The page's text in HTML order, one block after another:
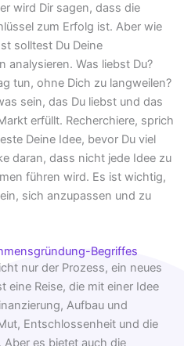
wird Dir sagen, dass die
zum Erfolg ist. Aber wie
solltest Du Deine
analysieren. Was liebst Du?
tun, ohne Dich zu langweilen?
sein, das Du liebst und das
erfüllt. Recherchiere, sprich
Deine Idee, bevor Du viel
daran, dass nicht jede Idee zu
führen wird. Es ist wichtig,
sich anzupassen und zu
Begriffes
nur der Prozess, ein neues
eine Reise, die mit einer Idee
Aufbau und
Entschlossenheit und die
Aber es bietet auch die